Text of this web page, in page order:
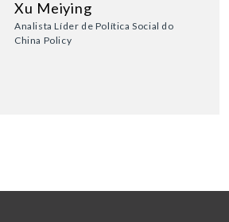
Xu Meiying
Analista Líder de Política Social do
China Policy